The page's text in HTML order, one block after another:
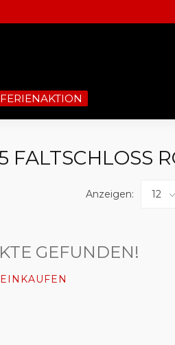
FERIENAKTION
FALTSCHLOSS
Anzeigen:
GEFUNDEN!